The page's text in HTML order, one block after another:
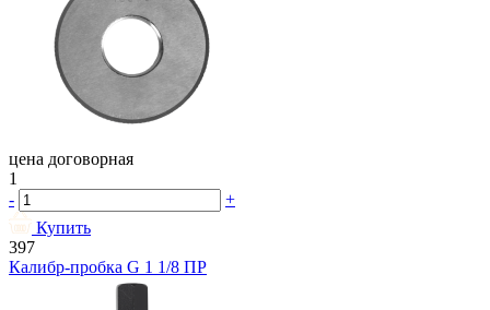
цена договорная
1
-
+
Купить
397
Калибр-пробка G 1 1/8 ПР